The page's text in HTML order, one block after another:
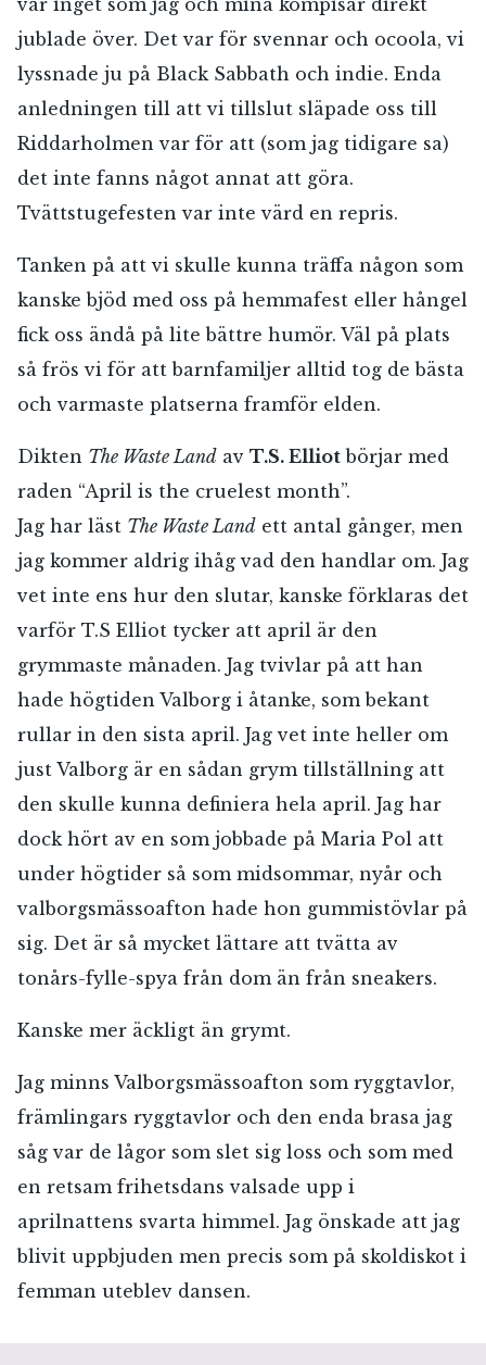
var inget som jag och mina kompisar direkt
jublade över. Det var för svennar och ocoola, vi
lyssnade ju på Black Sabbath och indie. Enda
anledningen till att vi tillslut släpade oss till
Riddarholmen var för att (som jag tidigare sa)
det inte fanns något annat att göra.
Tvättstugefesten var inte värd en repris.
Tanken på att vi skulle kunna träffa någon som
kanske bjöd med oss på hemmafest eller hångel
fick oss ändå på lite bättre humör. Väl på plats
så frös vi för att barnfamiljer alltid tog de bästa
och varmaste platserna framför elden.
Dikten The Waste Land av T.S. Elliot börjar med
raden “April is the cruelest month”.
Jag har läst The Waste Land ett antal gånger, men
jag kommer aldrig ihåg vad den handlar om. Jag
vet inte ens hur den slutar, kanske förklaras det
varför T.S Elliot tycker att april är den
grymmaste månaden. Jag tvivlar på att han
hade högtiden Valborg i åtanke, som bekant
rullar in den sista april. Jag vet inte heller om
just Valborg är en sådan grym tillställning att
den skulle kunna definiera hela april. Jag har
dock hört av en som jobbade på Maria Pol att
under högtider så som midsommar, nyår och
valborgsmässoafton hade hon gummistövlar på
sig. Det är så mycket lättare att tvätta av
tonårs-fylle-spya från dom än från sneakers.
Kanske mer äckligt än grymt.
Jag minns Valborgsmässoafton som ryggtavlor,
främlingars ryggtavlor och den enda brasa jag
såg var de lågor som slet sig loss och som med
en retsam frihetsdans valsade upp i
aprilnattens svarta himmel. Jag önskade att jag
blivit uppbjuden men precis som på skoldiskot i
femman uteblev dansen.